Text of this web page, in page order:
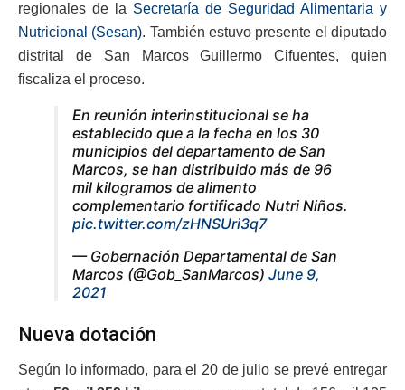
regionales de la Secretaría de Seguridad Alimentaria y
Nutricional (Sesan). También estuvo presente el diputado
distrital de San Marcos Guillermo Cifuentes, quien
fiscaliza el proceso.
En reunión interinstitucional se ha
establecido que a la fecha en los 30
municipios del departamento de San
Marcos, se han distribuido más de 96
mil kilogramos de alimento
complementario fortificado Nutri Niños.
pic.twitter.com/zHNSUri3q7
— Gobernación Departamental de San
Marcos (@Gob_SanMarcos) June 9,
2021
Nueva dotación
Según lo informado, para el 20 de julio se prevé entregar